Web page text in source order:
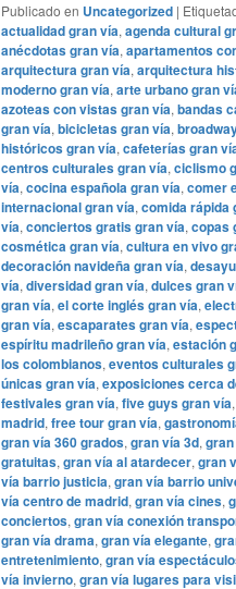
Publicado en Uncategorized |
actualidad gran vía, agenda cultural
anécdotas gran vía, apartamentos
arquitectura gran vía, arquitectura
moderno gran vía, arte urbano gran
azoteas con vistas gran vía, bandas
gran vía, bicicletas gran vía,
históricos gran vía, cafeterías gran
centros culturales gran vía, ciclismo
vía, cocina española gran vía, comer
internacional gran vía, comida rápida
vía, conciertos gratis gran vía, copas
cosmética gran vía, cultura en vivo
decoración navideña gran vía,
vía, diversidad gran vía, dulces gran
gran vía, el corte inglés gran vía,
gran vía, escaparates gran vía,
espíritu madrileño gran vía, estación
los colombianos, eventos culturales
únicas gran vía, exposiciones cerca
festivales gran vía, five guys gran vía
madrid, free tour gran vía,
gran vía 360 grados, gran vía 3d,
gratuitas, gran vía al atardecer, gran
vía barrio justicia, gran vía barrio
vía centro de madrid, gran vía cines,
conciertos, gran vía conexión
gran vía drama, gran vía elegante,
entretenimiento, gran vía
vía invierno, gran vía lugares para